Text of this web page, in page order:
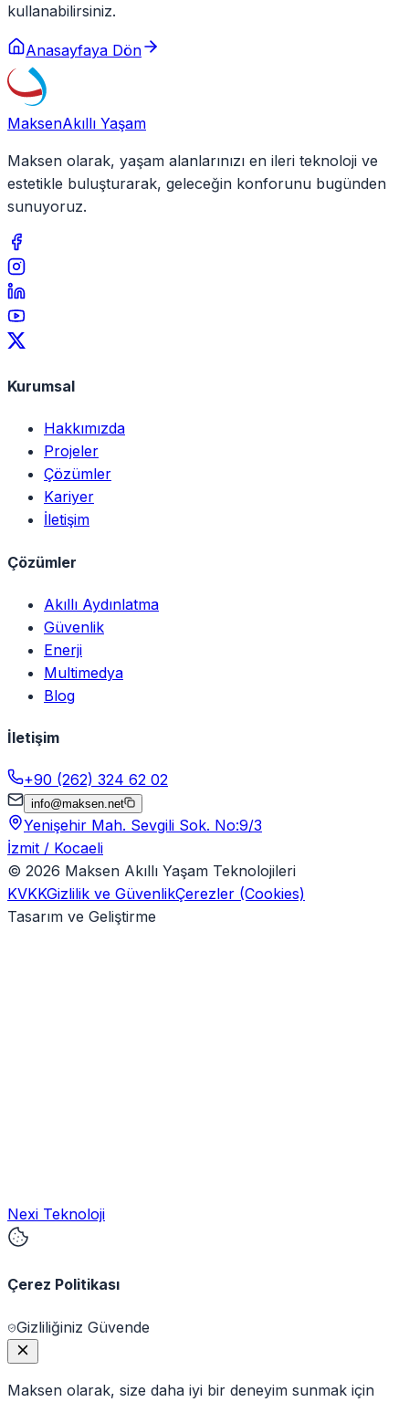
kullanabilirsiniz.
Anasayfaya Dön
MaksenAkıllı Yaşam
Maksen olarak, yaşam alanlarınızı en ileri teknoloji ve
estetikle buluşturarak, geleceğin konforunu bugünden
sunuyoruz.
Kurumsal
Hakkımızda
Projeler
Çözümler
Kariyer
İletişim
Çözümler
Akıllı Aydınlatma
Güvenlik
Enerji
Multimedya
Blog
İletişim
+90 (262) 324 62 02
info@maksen.net
Yenişehir Mah. Sevgili Sok. No:9/3
İzmit / Kocaeli
© 2026 Maksen Akıllı Yaşam Teknolojileri
KVKKGizlilik ve GüvenlikÇerezler (Cookies)
Tasarım ve Geliştirme
Nexi Teknoloji
Çerez Politikası
Gizliliğiniz Güvende
Maksen olarak, size daha iyi bir deneyim sunmak için